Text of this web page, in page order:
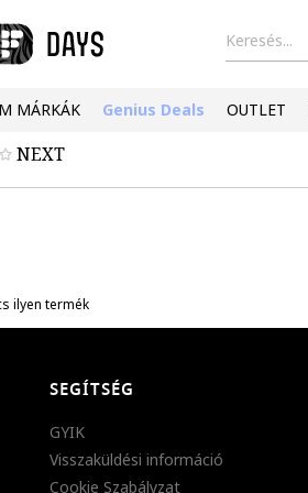
Keresés...
MÁRKÁK Genius Deals OUTLET
NEXT
ilyen termék
SEGÍTSÉG
GYIK
Visszaküldési információ
Cookie Szabályzat